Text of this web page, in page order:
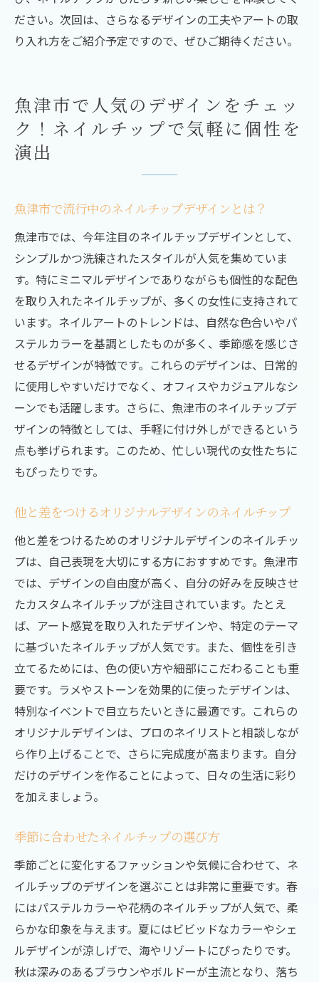
ださい。次回は、さらなるデザインの工夫やアートの取
り入れ方をご紹介予定ですので、ぜひご期待ください。
魚津市で人気のデザインをチェッ
ク！ネイルチップで気軽に個性を
演出
魚津市で流行中のネイルチップデザインとは？
魚津市では、今年注目のネイルチップデザインとして、
シンプルかつ洗練されたスタイルが人気を集めていま
す。特にミニマルデザインでありながらも個性的な配色
を取り入れたネイルチップが、多くの女性に支持されて
います。ネイルアートのトレンドは、自然な色合いやパ
ステルカラーを基調としたものが多く、季節感を感じさ
せるデザインが特徴です。これらのデザインは、日常的
に使用しやすいだけでなく、オフィスやカジュアルなシ
ーンでも活躍します。さらに、魚津市のネイルチップデ
ザインの特徴としては、手軽に付け外しができるという
点も挙げられます。このため、忙しい現代の女性たちに
もぴったりです。
他と差をつけるオリジナルデザインのネイルチップ
他と差をつけるためのオリジナルデザインのネイルチッ
プは、自己表現を大切にする方におすすめです。魚津市
では、デザインの自由度が高く、自分の好みを反映させ
たカスタムネイルチップが注目されています。たとえ
ば、アート感覚を取り入れたデザインや、特定のテーマ
に基づいたネイルチップが人気です。また、個性を引き
立てるためには、色の使い方や細部にこだわることも重
要です。ラメやストーンを効果的に使ったデザインは、
特別なイベントで目立ちたいときに最適です。これらの
オリジナルデザインは、プロのネイリストと相談しなが
ら作り上げることで、さらに完成度が高まります。自分
だけのデザインを作ることによって、日々の生活に彩り
を加えましょう。
季節に合わせたネイルチップの選び方
季節ごとに変化するファッションや気候に合わせて、ネ
イルチップのデザインを選ぶことは非常に重要です。春
にはパステルカラーや花柄のネイルチップが人気で、柔
らかな印象を与えます。夏にはビビッドなカラーやシェ
ルデザインが涼しげで、海やリゾートにぴったりです。
秋は深みのあるブラウンやボルドーが主流となり、落ち